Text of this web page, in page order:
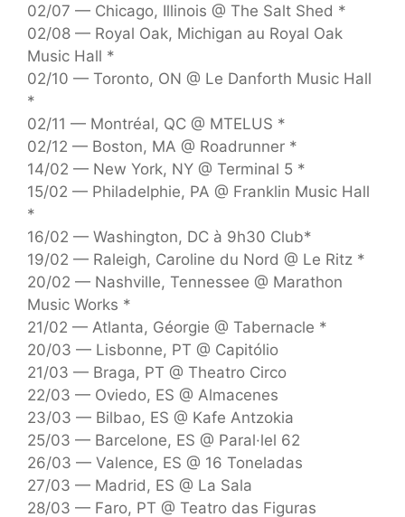
02/07 — Chicago, Illinois @ The Salt Shed *
02/08 — Royal Oak, Michigan au Royal Oak
Music Hall *
02/10 — Toronto, ON @ Le Danforth Music Hall
*
02/11 — Montréal, QC @ MTELUS *
02/12 — Boston, MA @ Roadrunner *
14/02 — New York, NY @ Terminal 5 *
15/02 — Philadelphie, PA @ Franklin Music Hall
*
16/02 — Washington, DC à 9h30 Club*
19/02 — Raleigh, Caroline du Nord @ Le Ritz *
20/02 — Nashville, Tennessee @ Marathon
Music Works *
21/02 — Atlanta, Géorgie @ Tabernacle *
20/03 — Lisbonne, PT @ Capitólio
21/03 — Braga, PT @ Theatro Circo
22/03 — Oviedo, ES @ Almacenes
23/03 — Bilbao, ES @ Kafe Antzokia
25/03 — Barcelone, ES @ Paral·lel 62
26/03 — Valence, ES @ 16 Toneladas
27/03 — Madrid, ES @ La Sala
28/03 — Faro, PT @ Teatro das Figuras